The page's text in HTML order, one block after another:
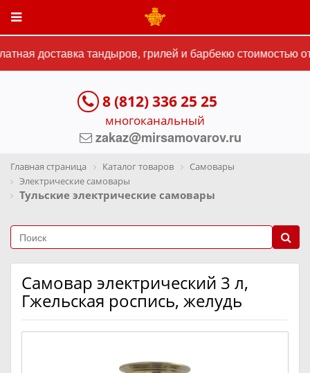
доставка тандыров, грилей и барбекю стоимостью
8 (812) 336 25 25
многоканальный
zakaz@mirsamovarov.ru
Главная страница Каталог товаров
Самовары
Электрические самовары
Тульские электрические самовары
Самовар электрический 3 л,
Гжельская роспись, желудь